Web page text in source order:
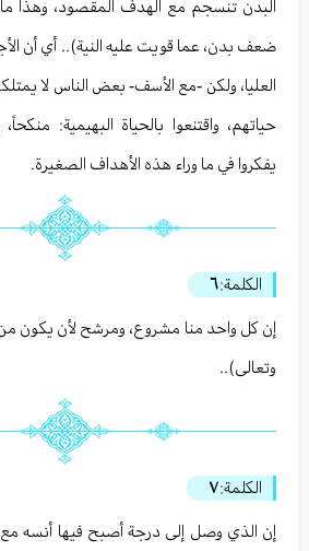
البدن تنسجم مع الهدف المقصود، وهذا
ضعف بدن، عما قويت عليه النية).. أي أن
العليا، ولكن -مع الأسف- بعض الناس لا
حياتهم، واقتنعوا بالحياة البهيمية:
يفكروا في ما وراء هذه الأهداف الصغيرة.
الكلمة:٦
إن كل واحد منا مشروع، ومرشح لأن يكون من
وتعالى)..
الكلمة:٧
إن الذي وصل إلى درجة أصبح فيها أنسه